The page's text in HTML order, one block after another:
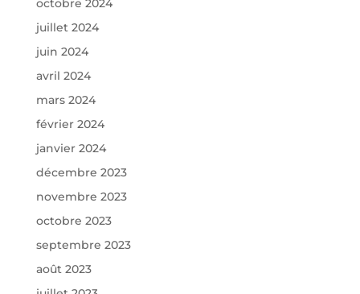
octobre 2024
juillet 2024
juin 2024
avril 2024
mars 2024
février 2024
janvier 2024
décembre 2023
novembre 2023
octobre 2023
septembre 2023
août 2023